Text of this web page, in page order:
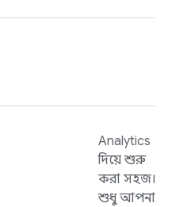
Analytics
দিয়ে শুরু
করা সহজ।
শুধু আপনার